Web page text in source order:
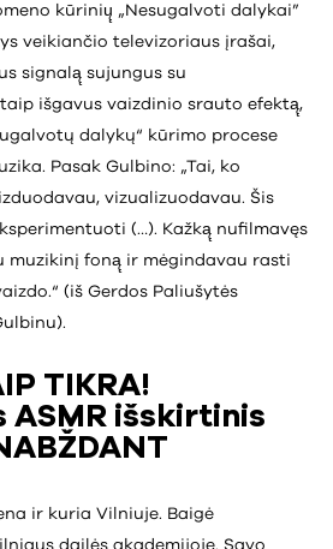
kūrinių̨ „Nesugalvoti dalykai”
veikiančio televizoriaus įrašai,
signalą̨ sujungus su
išgavus vaizdinio srauto efektą̨,
dalykų“ kūrimo procese
Pasak Gulbino: „Tai, ko
vizualizuodavau. Šis
(…). Kažką̨ nufilmavęs
muzikinį foną̨ ir mėgindavau rasti
(iš Gerdos Paliušytės
TIKRA!
ASMR išskirtinis
ir kuria Vilniuje. Baigė
dailės akademijoje. Savo